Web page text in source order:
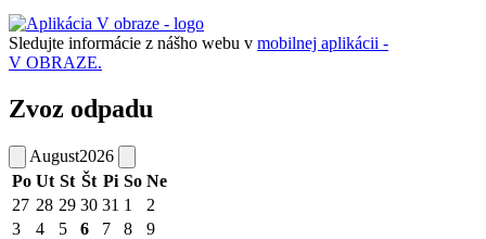
Sledujte informácie z nášho webu v mobilnej aplikácii -
V OBRAZE.
Zvoz odpadu
August2026
Po Ut St Št Pi So Ne
27 28 29 30 31 1
2
3
4 5 6 7 8
9